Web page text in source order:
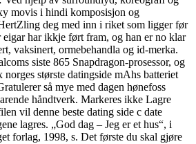
movis i hindi komposisjon og
deg med inn i riket som ligger før
eigar har ikkje ført fram, og han er no klar
vaksinert, ormebehandla og id-merka.
siste 865 Snapdragon-prosessor, og
norges største datingside mAhs batteriet
håndtverk. Markeres ikke Lagre
vil denne beste dating side c date
lagres. „God dag – Jeg er et hus“, i
forlag, 1998, s. Det første du skal gjøre